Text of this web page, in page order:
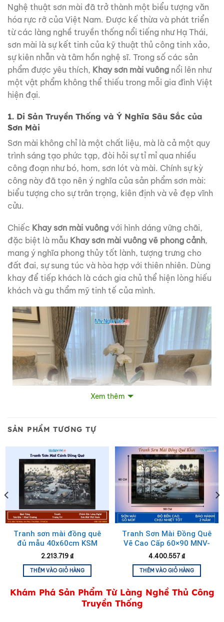
Nghệ thuật sơn mài đã trở thành một biểu tượng văn
hóa rực rỡ của Việt Nam. Được kế thừa và phát triển
từ các làng nghề truyền thống nổi tiếng như Hạ Thái,
sơn mài là sự kết tinh của kỹ thuật thủ công tinh xảo,
sự kiên nhẫn và tâm hồn nghệ sĩ. Trong số các sản
phẩm được yêu thích, Khay sơn mài vuông nổi lên như
một vật phẩm không thể thiếu trong mỗi gia đình Việt
hiện đại.
1. Di Sản Truyền Thống và Ý Nghĩa Sâu Sắc của
Sơn Mài
Sơn mài không chỉ là một chất liệu, mà là cả một quy
trình sáng tạo phức tạp, đòi hỏi sự tỉ mỉ qua nhiều
công đoạn như bó, hom, sơn lót và mài. Chính sự kỳ
công này đã tạo nên ý nghĩa của sản phẩm sơn mài:
biểu tượng cho sự trân trọng, kiên định và vẻ đẹp vĩnh
cửu.
Chiếc Khay sơn mài vuông với hình dáng vững chãi,
đặc biệt là mẫu Khay sơn mài vuông vẽ phong cảnh,
mang ý nghĩa phong thủy tốt lành, tượng trưng cho
đất đai, sự sung túc và hòa hợp với thiên nhiên. Dùng
khay để tiếp khách là cách gia chủ thể hiện lòng hiếu
khách và gu thẩm mỹ tinh tế của mình.
Khay sơn mài vuông vẽ phong cảnh
Xem thêm
SẢN PHẨM TƯƠNG TỰ
Tranh sơn mài đồng quê
đủ mẫu 40x60cm KSM
50x70cm TSM46KSM-01-
4
2.213.719 ₫
THÊM VÀO GIỎ HÀNG
Tranh Sơn Mài Đồng Quê
Vẽ Cao Cấp 60×90 MNV-
TSM69-8
4.400.557₫
THÊM VÀO GIỎ HÀNG
Khám Phá Sản Phẩm Từ Làng Nghề Thủ Công
Truyền Thống